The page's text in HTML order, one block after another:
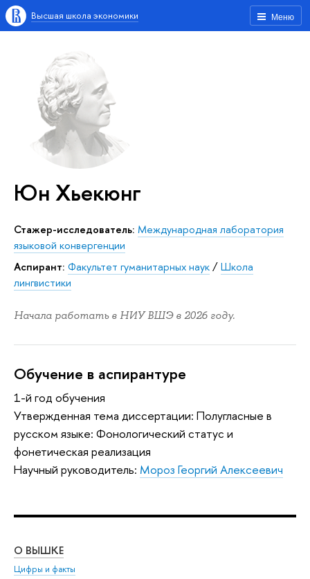
Меню
Высшая школа экономики
Юн Хьекюнг
Стажер-исследователь: Международная лаборатория
языковой конвергенции
аспирант: Факультет гуманитарных наук/Школа
лингвистики
Начала работать в НИУ ВШЭ в 2026 году.
Обучение в аспирантуре
1-й год обучения
Утвержденная тема диссертации: Полугласные в
русском языке: Фонологический статус и
фонетическая реализация
Научный руководитель: Мороз Георгий Алексеевич
О ВЫШКЕ
Цифры и факты